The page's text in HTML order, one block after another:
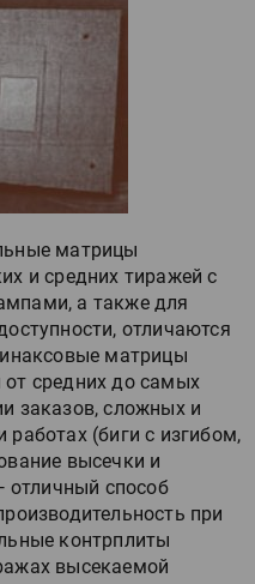
матрицы
и средних тиражей с
а также для
отличаются
матрицы
средних до самых
заказов, сложных и
(биги с изгибом,
высечки и
отличный способ
при
контрплиты
высекаемой